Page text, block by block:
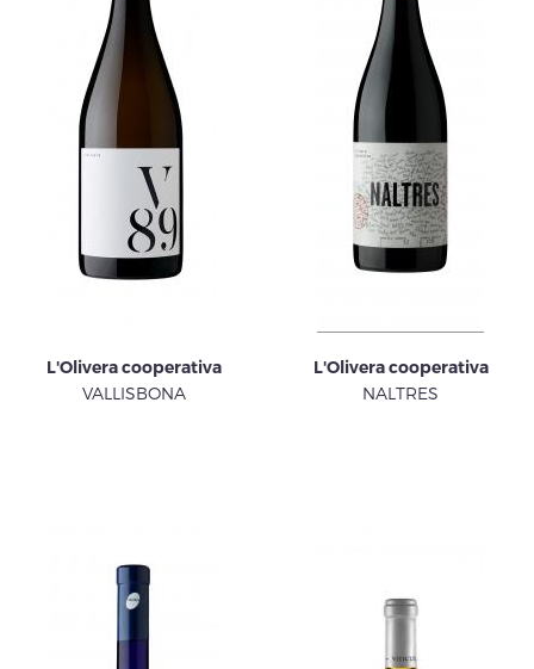
L'Olivera cooperativa
VALLISBONA
L'Olivera cooperativa
NALTRES